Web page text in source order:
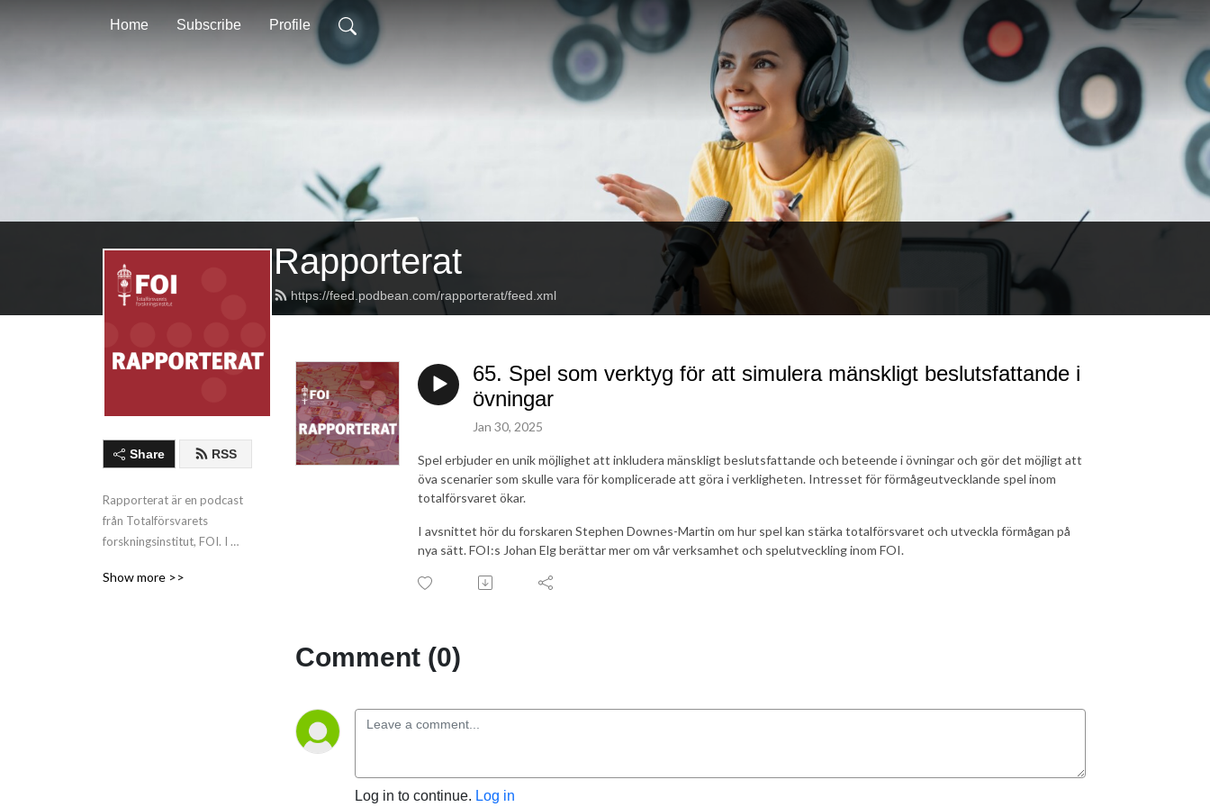
Home Subscribe Profile
Rapporterat
https://feed.podbean.com/rapporterat/feed.xml
Share RSS
Rapporterat är en podcast
från Totalförsvarets
forskningsinstitut, FOI. I
med myndighetens forskare
Show more >>
65. Spel som verktyg för att simulera mänskligt beslutsfattande i
övningar
Jan 30, 2025
Spel erbjuder en unik möjlighet att inkludera mänskligt beslutsfattande och beteende i övningar och gör det möjligt att
öva scenarier som skulle vara för komplicerade att göra i verkligheten. Intresset för förmågeutvecklande spel inom
totalförsvaret ökar.
I avsnittet hör du forskaren Stephen Downes-Martin om hur spel kan stärka totalförsvaret och utveckla förmågan på
nya sätt. FOI:s Johan Elg berättar mer om vår verksamhet och spelutveckling inom FOI.
Comment (0)
Log in to continue. Log in